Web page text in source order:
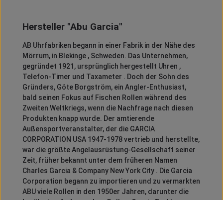
Hersteller "Abu Garcia"
AB Uhrfabriken begann in einer Fabrik in der Nähe des
Mörrum, in Blekinge , Schweden. Das Unternehmen,
gegründet 1921, ursprünglich hergestellt Uhren ,
Telefon-Timer und Taxameter . Doch der Sohn des
Gründers, Göte Borgström, ein Angler-Enthusiast,
bald seinen Fokus auf Fischen Rollen während des
Zweiten Weltkriegs, wenn die Nachfrage nach diesen
Produkten knapp wurde. Der amtierende
Außensportveranstalter, der die GARCIA
CORPORATION USA 1947-1978 vertrieb und herstellte,
war die größte Angelausrüstung-Gesellschaft seiner
Zeit, früher bekannt unter dem früheren Namen
Charles Garcia & Company New York City . Die Garcia
Corporation begann zu importieren und zu vermarkten
ABU viele Rollen in den 1950er Jahren, darunter die